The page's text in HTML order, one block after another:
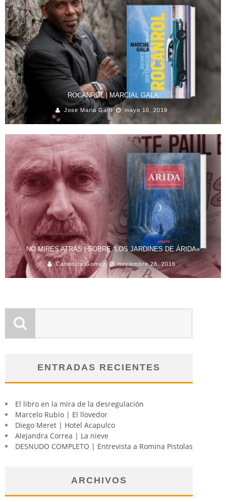
ROCANROL | MARCIAL GALA
Jose Maria Gatti mayo 10, 2019
NO MIRES ATRÁS | SOBRE “LOS JARDINES DE ÁRIDA»
Candelita Gomez noviembre 28, 2016
ENTRADAS RECIENTES
El libro en la mira de la desregulación
Marcelo Rubio | El llovedor
Diego Meret | Hotel Acapulco
Alejandra Correa | La nieve
DESNUDO COMPLETO | Entrevista a Romina Pistolas
ARCHIVOS